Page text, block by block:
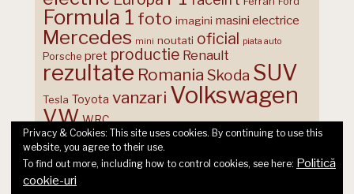
Formula 1 foto imagini masini electrice
Mercedes mini noutati oficial piata auto
Porsche pret productie Renault
rezultate Romania Skoda SUV
Tesla Toyota vanzari Volkswagen
VW WRC
Privacy & Cookies: This site uses cookies. By continuing to use this
website, you agree to their use.
To find out more, including how to control cookies, see here: Politică
cookie-uri